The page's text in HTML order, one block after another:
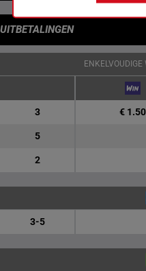
UITBETALINGEN
3 € 1.50
5
2
3-5